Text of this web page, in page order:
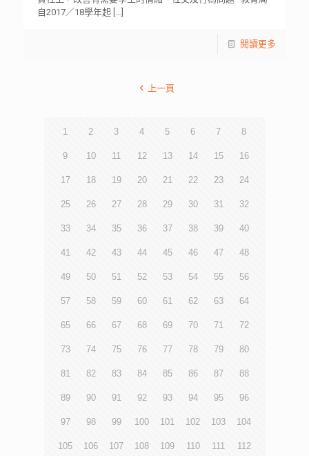
自2017／18學年起[…]
閱讀更多
上一頁
1 2 3 4 5 6 7 8
9 10 11 12 13 14 15 16
17 18 19 20 21 22 23 24
25 26 27 28 29 30 31 32
33 34 35 36 37 38 39 40
41 42 43 44 45 46 47 48
49 50 51 52 53 54 55 56
57 58 59 60 61 62 63 64
65 66 67 68 69 70 71 72
73 74 75 76 77 78 79 80
81 82 83 84 85 86 87 88
89 90 91 92 93 94 95 96
97 98 99 100 101 102 103 104
105 106 107 108 109 110 111 112